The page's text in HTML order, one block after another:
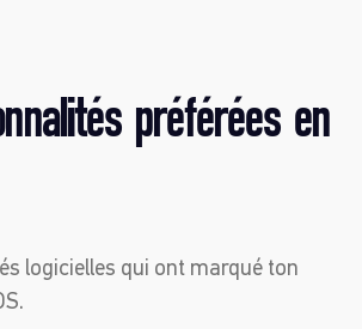
préférées en
logicielles qui ont marqué ton